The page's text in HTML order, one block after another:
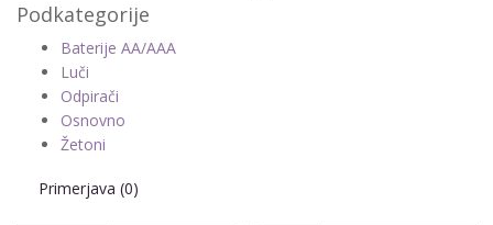
Podkategorije
Baterije AA/AAA
Luči
Odpirači
Osnovno
Žetoni
Primerjava (0)